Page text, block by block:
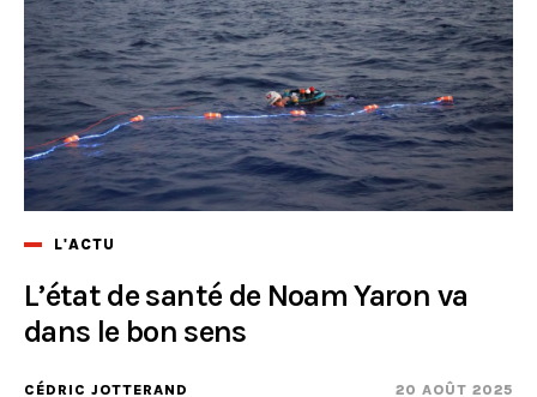
L'ACTU
L’état de santé de Noam Yaron va
dans le bon sens
CÉDRIC JOTTERAND 20 AOÛT 2025